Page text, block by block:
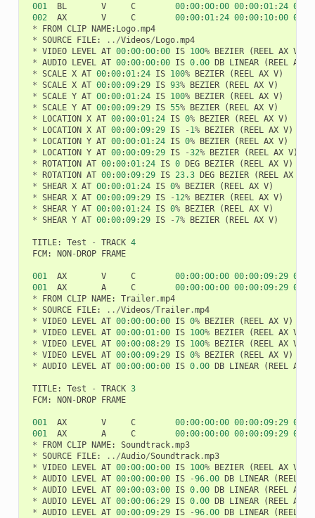
001 BL V C 00:00:00:00 00:00:01:24 00
002
AX V C 00:00:01:24 00:00: 10:00 00
*
FROM CLIP NAME: Logo.mp4
* SOURCE FILE: ../Videos/Logo.mp4
* VIDEO LEVEL AT 00:00:00:00 IS 100% BEZIER (REEL AX V
* AUDIO LEVEL AT 00:00:00:00 IS 0.00 DB LINEAR (REEL AX
* SCALE X AT 00:00:01:24 IS 100% BEZIER (REEL AX V)
* SCALE X AT 00:00:09:29 IS 93% BEZIER (REEL AX V)
* SCALE Y AT 00:00:01:24 IS 100% BEZIER (REEL AX V)
* SCALE Y AT 00:00:09:29 IS 55% BEZIER (REEL AX V)
*
LOCATION X AT 00:00:01:24 IS 0% BEZIER (REEL AX V)
*
LOCATION X AT 00:00:09:29 IS - 1% BEZIER (REEL AX V)
*
LOCATION Y AT 00:00:01:24 IS 0% BEZIER (REEL AX V)
*
LOCATION Y AT 00:00:09:29 IS -32% BEZIER (REEL AX V)
* ROTATION AT 00:00:01:24 IS 0 DEG BEZIER (REEL AX V)
* ROTATION AT 00:00:09:29 IS 23.3 DEG BEZIER (REEL AX
* SHEAR X AT 00:00:01:24 IS 0% BEZIER (REEL AX V)
* SHEAR X AT 00:00:09:29 IS - 12% BEZIER (REEL AX V)
* SHEAR Y AT 00:00:01:24 IS 0% BEZIER (REEL AX V)
* SHEAR Y AT 00:00:09:29 IS -7% BEZIER (REEL AX V)
TITLE: Test - TRACK 4
FCM: NON-DROP FRAME
001 AX V C 00:00:00:00 00:00:09:29 00
001
AX A C 00:00:00:00 00:00:09:29 00
*
FROM CLIP NAME: Trailer.mp4
* SOURCE FILE: ../Videos/Trailer.mp4
* VIDEO LEVEL AT 00:00:00:00 IS 0% BEZIER (REEL AX V)
* VIDEO LEVEL AT 00:00:01:00 IS 100% BEZIER (REEL AX V
* VIDEO LEVEL AT 00:00:08:29 IS 100% BEZIER (REEL AX V
* VIDEO LEVEL AT 00:00:09:29 IS 0% BEZIER (REEL AX V)
* AUDIO LEVEL AT 00:00:00:00 IS 0.00 DB LINEAR (REEL AX
TITLE: Test - TRACK 3
FCM: NON-DROP FRAME
001 AX V C 00:00:00:00 00:00:09:29 00
001
AX A C 00:00:00:00 00:00:09:29 00
*
FROM CLIP NAME: Soundtrack.mp3
* SOURCE FILE: ../Audio/Soundtrack.mp3
* VIDEO LEVEL AT 00:00:00:00 IS 100% BEZIER (REEL AX V
* AUDIO LEVEL AT 00:00:00:00 IS -96.00 DB LINEAR (REEL
* AUDIO LEVEL AT 00:00:03:00 IS 0.00 DB LINEAR (REEL AX
* AUDIO LEVEL AT 00:00:06:29 IS 0.00 DB LINEAR (REEL AX
* AUDIO LEVEL AT 00:00:09:29 IS -96.00 DB LINEAR (REEL